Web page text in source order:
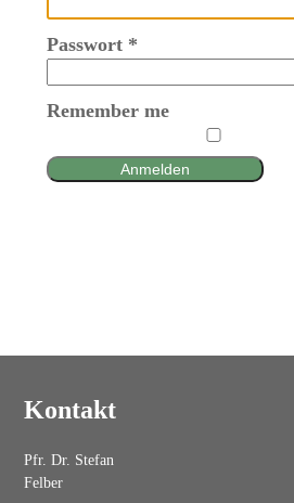
Passwort*
Remember me
Anmelden
Kontakt
Pfr. Dr. Stefan
Felber